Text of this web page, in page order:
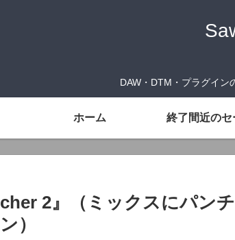
DAW・DTM・プラグイン
ホーム 終了間近のセ
2』（ミックスにパン
）